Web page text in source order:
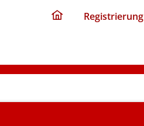
Registrierung